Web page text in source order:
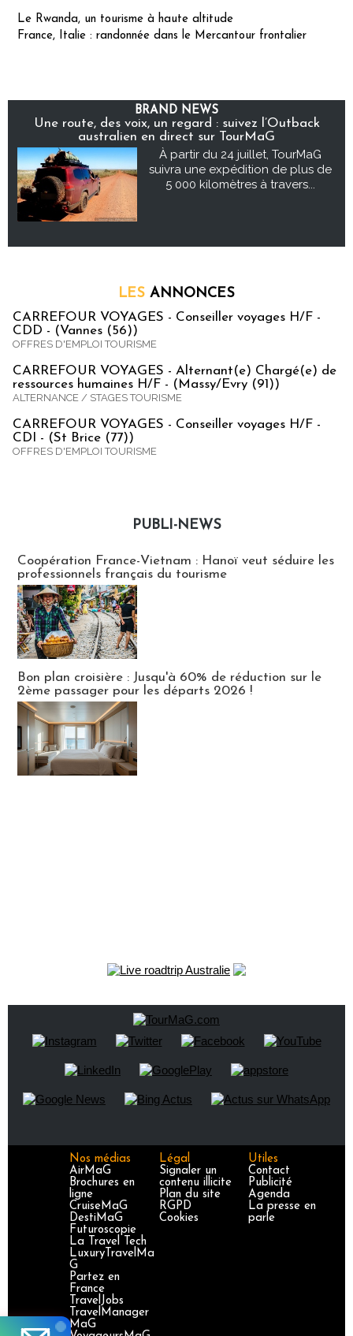
Le Rwanda, un tourisme à haute altitude
France, Italie : randonnée dans le Mercantour frontalier
BRAND NEWS
Une route, des voix, un regard : suivez l’Outback
australien en direct sur TourMaG
À partir du 24 juillet, TourMaG
suivra une expédition de plus de
5 000 kilomètres à travers...
LES ANNONCES
CARREFOUR VOYAGES - Conseiller voyages H/F -
CDD - (Vannes (56))
OFFRES D'EMPLOI TOURISME
CARREFOUR VOYAGES - Alternant(e) Chargé(e) de
ressources humaines H/F - (Massy/Evry (91))
ALTERNANCE / STAGES TOURISME
CARREFOUR VOYAGES - Conseiller voyages H/F -
CDI - (St Brice (77))
OFFRES D'EMPLOI TOURISME
PUBLI-NEWS
Coopération France-Vietnam : Hanoï veut séduire les
professionnels français du tourisme
Bon plan croisière : Jusqu'à 60% de réduction sur le
2ème passager pour les départs 2026 !
Nos médias
AirMaG
Brochures en
ligne
CruiseMaG
DestiMaG
Futuroscopie
La Travel Tech
LuxuryTravelMa
G
Partez en
France
TravelJobs
TravelManager
MaG
Légal
Signaler un
contenu illicite
Plan du site
RGPD
Cookies
Utiles
Contact
Publicité
Agenda
La presse en
parle